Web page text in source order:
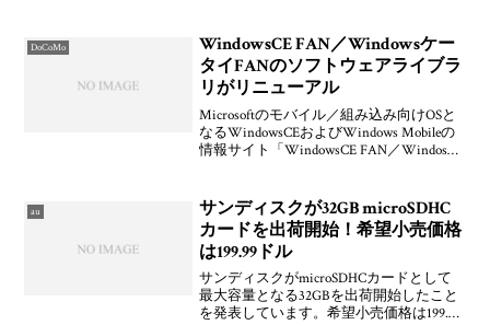
DoCoMo
WindowsCE FAN／Windowsケー
タイFANのソフトウェアライブラ
リがリニューアル
Microsoftのモバイル／組み込み向けOSと
なるWindowsCEおよびWindows Mobileの
情報サイト「WindowsCE FAN／Windosケ
よ。アプ
au
サンディスクが32GB microSDHC
カードを出荷開始！希望小売価格
は199.99ドル
サンディスクがmicroSDHCカードとして
最大容量となる32GBを出荷開始したこと
を発表しています。希望小売価格は199.99